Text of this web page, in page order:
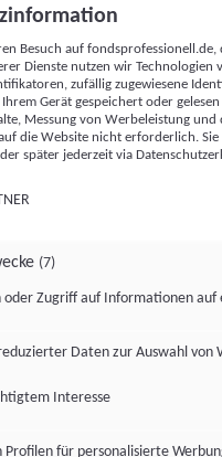
von Werbeleistung
Zielgruppenforschung.
Kennungen (z. B. login-
Kennungen,
mit anderen
Technologien usw.) auf
ausgelesen werden, um es
App oder einer Webseite
der hier aufgeführten
Besuch auf
Dienste nutzen wir Technologien
zufällig zugewiesene
Gerät gespeichert oder
Messung von Werbeleistung
die Website nicht erforderlich.
später jederzeit via
(7)
oder Zugriff auf Informationen auf
Daten zur Auswahl von
Interesse
Profilen für personalisierte